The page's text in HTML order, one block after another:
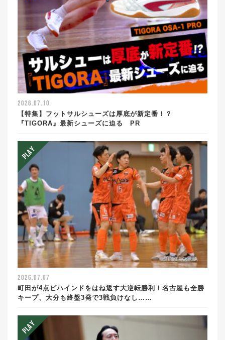
2026.07.10
【特集】フットサルシューズは厚底が新定番！？
『TIGORA』最新シューズに迫る PR
2026.07.07
町田が4点ビハインドをはね返す大逆転勝利！名古屋も全勝
キープ、大分も終盤3発で3戦負けなし……